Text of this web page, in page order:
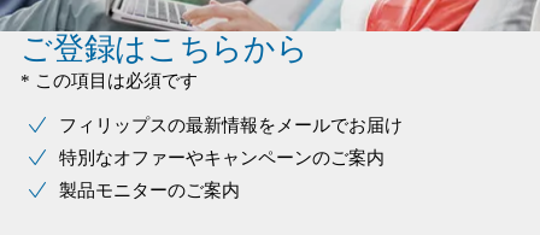
ご登録はこちらから
* この項目は必須です
フィリップスの最新情報をメールでお届け
特別なオファーやキャンペーンのご案内
製品モニターのご案内